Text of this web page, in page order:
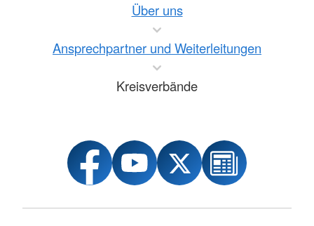
Über uns
Ansprechpartner und Weiterleitungen
Kreisverbände